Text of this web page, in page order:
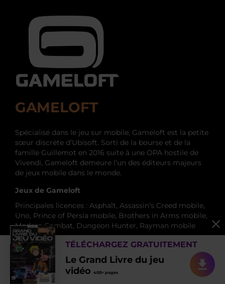
GAMELOFT
Spécialisé dans le jeu sur mobile, Gameloft est la petite
sœur discrète d’Ubisoft. Sorti de la bourse et de la
famille Guillemot en 2016 suite à une OPA hostile de
Vivendi, Gameloft demeure l’un des éditeurs majeurs
de jeux mobile dans le monde.
Jeux de Gameloft
Principales licences : Asphalt, Assassin’s Creed mobile,
Uno, Prince of Persia mobile, Brothers in Arms mobile,
Modern Combat, Dungeon Hunter, Rayman mobile
L’histoire de Gameloft
Créé en 1999 par le cofondateur d’Ubisoft Michel
Guillemot, Gameloft a connu une croissance forte et
stable jusqu’à atteindre un chiffre d’affaires de 320
TÉLÉCHARGEZ GRATUITEMENT
Le Grand Livre du jeu
vidéo 400+ pages